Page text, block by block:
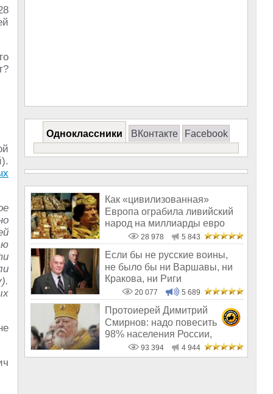
Одноклассники ВКонтакте Facebook
Как «цивилизованная»
Европа ограбила ливийский
народ на миллиарды евро
28 978 5 843
Если бы не русские воины,
не было бы ни Варшавы, ни
Кракова, ни Риги
20 077 5 689
Протоиерей Димитрий
Смирнов: надо повесить
98% населения России,
чтобы восторжество
93 394 4 944